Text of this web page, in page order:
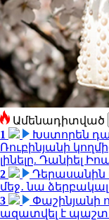
Ամենադիտված
1
Խստորեն
Ռուբինյանի
լինելը. Դանիել
2
Դերասանին
մեջ․ նա
3
Փաշինյանի
ազատվել է